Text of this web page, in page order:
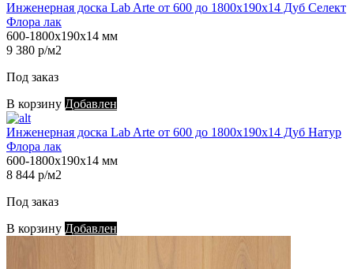
Инженерная доска Lab Arte от 600 до 1800х190х14 Дуб Селект
Флора лак
600-1800х190х14 мм
9 380 р/м2
Под заказ
В корзину Добавлен
Инженерная доска Lab Arte от 600 до 1800х190х14 Дуб Натур
Флора лак
600-1800х190х14 мм
8 844 р/м2
Под заказ
В корзину Добавлен